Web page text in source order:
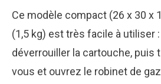
Ce modèle compact (26 x 30 x
(1,5 kg) est très facile à utiliser
déverrouiller la cartouche, puis
vous et ouvrez le robinet de